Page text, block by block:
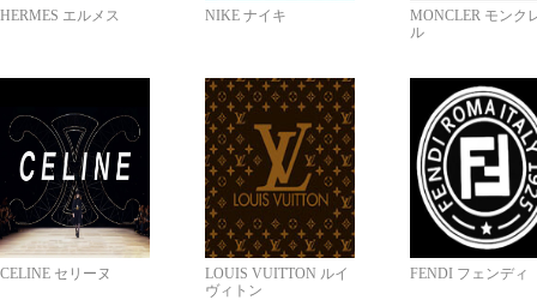
HERMES エルメス NIKE ナイキ
MONCLER モンク
ル
CELINE セリーヌ
LOUIS VUITTON ルイ
ヴィトン
FENDI フェンディ